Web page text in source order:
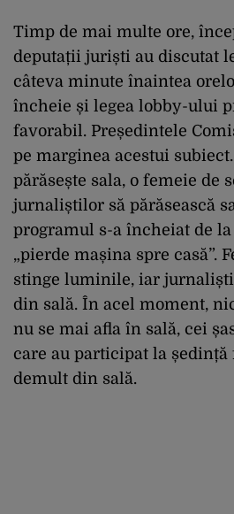
Timp de mai multe ore,
deputații juriști au discutat
câteva minute înaintea
încheie și legea lobby-ului
favorabil. Președintele
pe marginea acestui
părăsește sala, o femeie de
jurnaliștilor să părăsească
programul s-a încheiat de la
„pierde mașina spre casă”.
stinge luminile, iar
din sală. În acel moment,
nu se mai afla în sală, cei
care au participat la
demult din sală.